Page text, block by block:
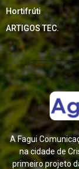
Hortifrúti
ARTIGOS TEC.
A Fagui
na cidade de
primeiro projeto